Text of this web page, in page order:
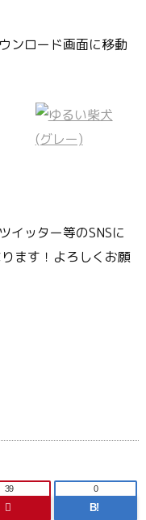
ンロード画面に移動
イッター等のSNSに
ます！よろしくお願
39
B!
0